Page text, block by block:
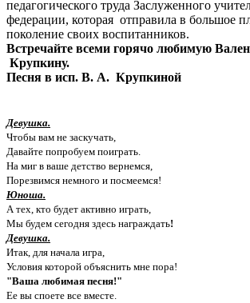
педагогического труда Заслуженного
федерации, которая отправила в большое
поколение своих воспитанников.
Встречайте всеми горячо любимую
Крупкину.
Песня в исп. В. А. Крупкиной
Девушка.
Чтобы вам не заскучать,
Давайте попробуем поиграть.
На миг в ваше детство вернемся,
Порезвимся немного и посмеемся!
Юноша.
А тех, кто будет активно играть,
Мы будем сегодня здесь награждать!
Девушка.
Итак, для начала игра,
Условия которой объяснить мне пора!
"Ваша любимая песня!"
Ее вы споете все вместе.